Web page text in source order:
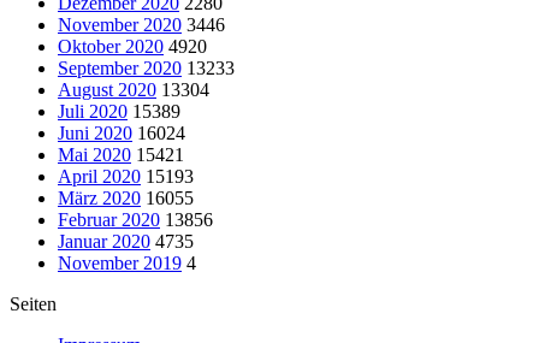
November 2020 3446
Oktober 2020 4920
September 2020 13233
August 2020 13304
Juli 2020 15389
Juni 2020 16024
Mai 2020 15421
April 2020 15193
März 2020 16055
Februar 2020 13856
Januar 2020 4735
November 2019 4
Seiten